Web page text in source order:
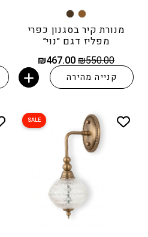
מנורת קיר בסגנון כפרי
מפליז דגם ״נוי״
₪550.00 המחיר
המקורי
היה:
₪550.00.
₪467.00 המחיר
הנוכחי
הוא:
₪467.00.
קנייה מהירה
SALE